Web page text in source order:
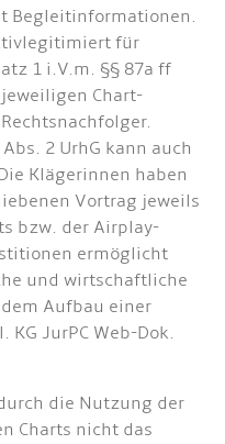
Begleitinformationen.
für
1 i.V.m. §§ 87a ff
Chart-
2 UrhG kann auch
Klägerinnen haben
Vortrag jeweils
bzw. der Airplay-
ermöglicht
und wirtschaftliche
Aufbau einer
JurPC Web-Dok.
die Nutzung der
Charts nicht das